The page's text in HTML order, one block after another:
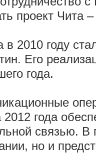
проект Чита
в 2010 году
Его
года.
2012 года
связью. В
но и